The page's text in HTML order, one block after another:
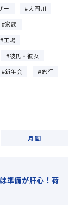
ー
大岡川
家族
工場
彼氏・彼女
新年会
旅行
月間
準備が肝心！荷